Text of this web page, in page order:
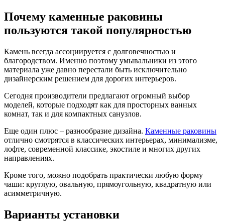
Почему каменные раковины
пользуются такой популярностью
Камень всегда ассоциируется с долговечностью и
благородством. Именно поэтому умывальники из этого
материала уже давно перестали быть исключительно
дизайнерским решением для дорогих интерьеров.
Сегодня производители предлагают огромный выбор
моделей, которые подходят как для просторных ванных
комнат, так и для компактных санузлов.
Еще один плюс – разнообразие дизайна. Каменные раковины
отлично смотрятся в классических интерьерах, минимализме,
лофте, современной классике, экостиле и многих других
направлениях.
Кроме того, можно подобрать практически любую форму
чаши: круглую, овальную, прямоугольную, квадратную или
асимметричную.
Варианты установки